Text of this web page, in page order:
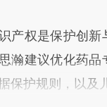
权是保护创新与
瀚建议优化药品
保护规则，以及